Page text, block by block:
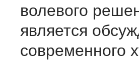
волевого
является
современного